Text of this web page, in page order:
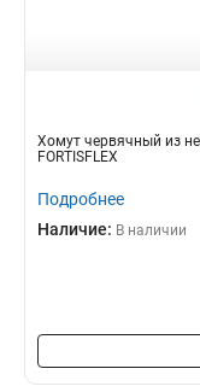
Хомут червячный из
FORTISFLEX
Подробнее
Наличие: В наличии